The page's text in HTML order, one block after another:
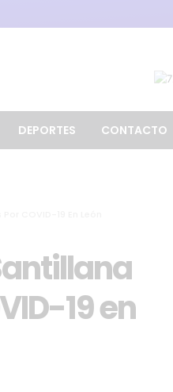
DEPORTES CONTACTO
19 en